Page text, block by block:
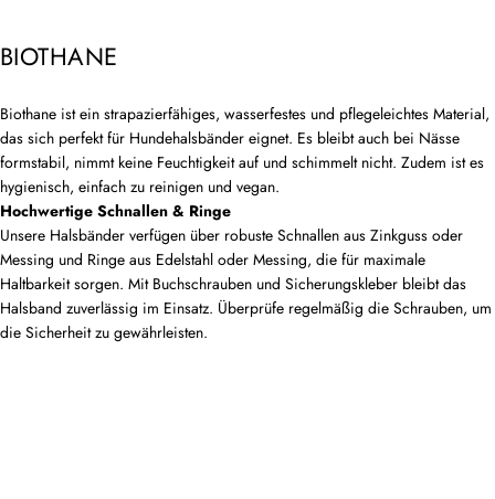
BIOTHANE
Biothane ist ein strapazierfähiges, wasserfestes und pflegeleichtes Material,
das sich perfekt für Hundehalsbänder eignet. Es bleibt auch bei Nässe
formstabil, nimmt keine Feuchtigkeit auf und schimmelt nicht. Zudem ist es
hygienisch, einfach zu reinigen und vegan.
Hochwertige Schnallen & Ringe
Unsere Halsbänder verfügen über robuste Schnallen aus Zinkguss oder
Messing und Ringe aus Edelstahl oder Messing, die für maximale
Haltbarkeit sorgen. Mit Buchschrauben und Sicherungskleber bleibt das
Halsband zuverlässig im Einsatz. Überprüfe regelmäßig die Schrauben, um
die Sicherheit zu gewährleisten.